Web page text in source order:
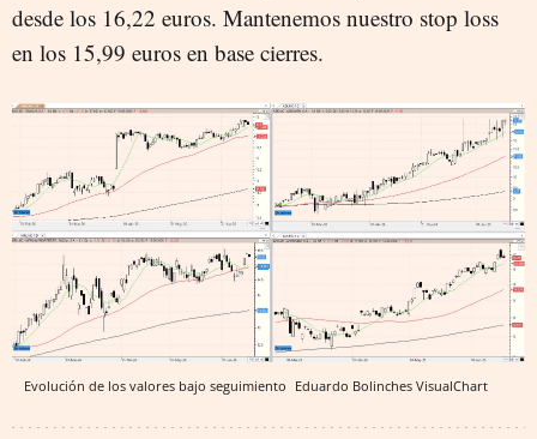
desde los 16,22 euros. Mantenemos nuestro stop loss
en los 15,99 euros en base cierres.
Evolución de los valores bajo seguimiento Eduardo Bolinches VisualChart